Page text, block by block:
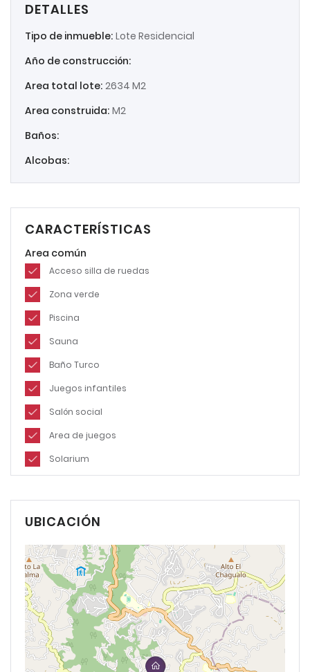
DETALLES
Tipo de inmueble: Lote Residencial
Año de construcción:
Area total lote: 2634 M2
Area construida: M2
Baños:
Alcobas:
CARACTERÍSTICAS
Area común
Acceso silla de ruedas
Zona verde
Piscina
Sauna
Baño Turco
Juegos infantiles
Salón social
Area de juegos
Solarium
UBICACIÓN